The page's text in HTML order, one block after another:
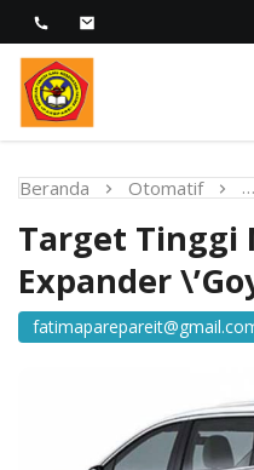
STIKES Fatima
Melayani dengan
Beranda Otomatif
Target Tinggi
Expander